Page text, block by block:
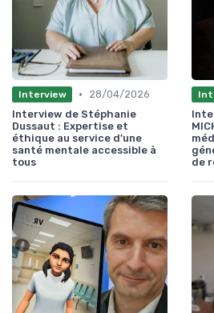
Interview •
28/04/2026
Interview de Stéphanie
Dussaut : Expertise et
éthique au service d’une
santé mentale accessible à
tous
de